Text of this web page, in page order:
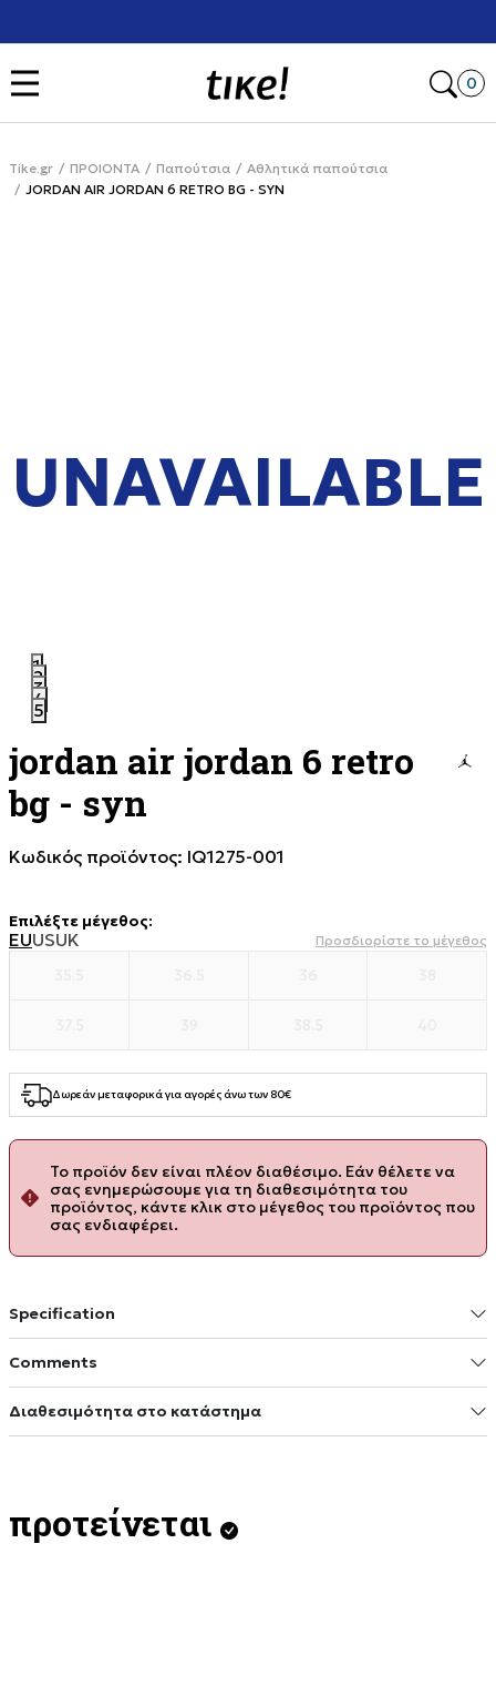
0
Tike.gr ΠΡΟΙΟΝΤΑ Παπούτσια
Αθλητικά παπούτσια
JORDAN AIR JORDAN 6 RETRO BG - SYN
1
2
3
4
5
UNAVAILABLE
jordan air jordan 6 retro
bg - syn
Κωδικός προϊόντος: IQ1275-001
Επιλέξτε μέγεθος:
EUUSUK Προσδιορίστε το μέγεθος
Δωρεάν μεταφορικά για αγορές άνω των 80€
Το προϊόν δεν είναι πλέον διαθέσιμο. Εάν θέλετε να
σας ενημερώσουμε για τη διαθεσιμότητα του
προϊόντος, κάντε κλικ στο μέγεθος του προϊόντος που
σας ενδιαφέρει.
Specification
Comments
Διαθεσιμότητα στο κατάστημα
προτείνεται